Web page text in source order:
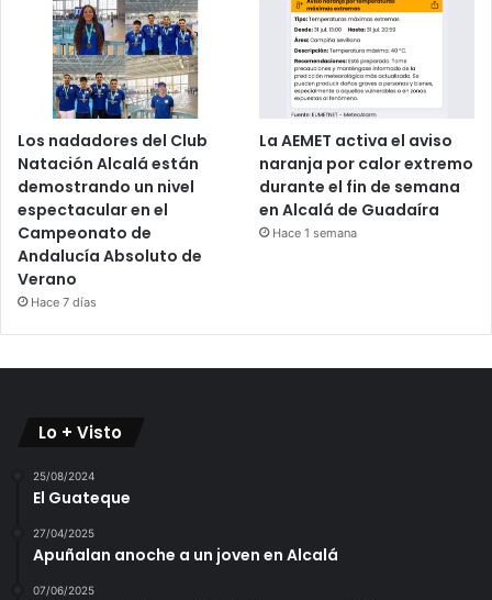
Los nadadores del Club
Natación Alcalá están
demostrando un nivel
espectacular en el
Campeonato de
Andalucía Absoluto de
Verano
Hace 7 días
La AEMET activa el aviso
naranja por calor extremo
durante el fin de semana
en Alcalá de Guadaíra
Hace 1 semana
Lo + Visto
25/08/2024
El Guateque
27/04/2025
Apuñalan anoche a un joven en Alcalá
07/06/2025